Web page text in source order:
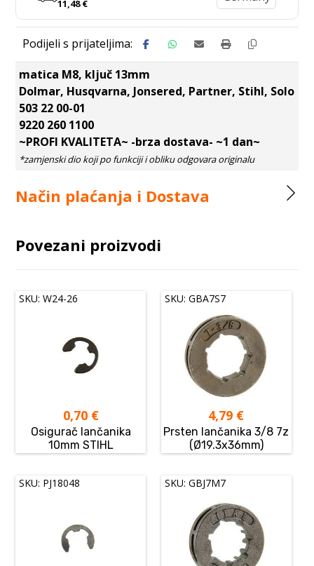
11,48€
matica M8, ključ 13mm
Dolmar, Husqvarna, Jonsered, Partner, Stihl, Solo
503 22 00-01
9220 260 1100
~PROFI KVALITETA~ -brza dostava- ~1 dan~
Način plaćanja i Dostava
Povezani proizvodi
SKU: W24-26
0,70 €
Osigurač lančanika
10mm STIHL
SKU: GBA7S7
4,79 €
Prsten lančanika 3/8 7z
(Ø19.3x36mm)
SKU: PJ18048 SKU: GBJ7M7